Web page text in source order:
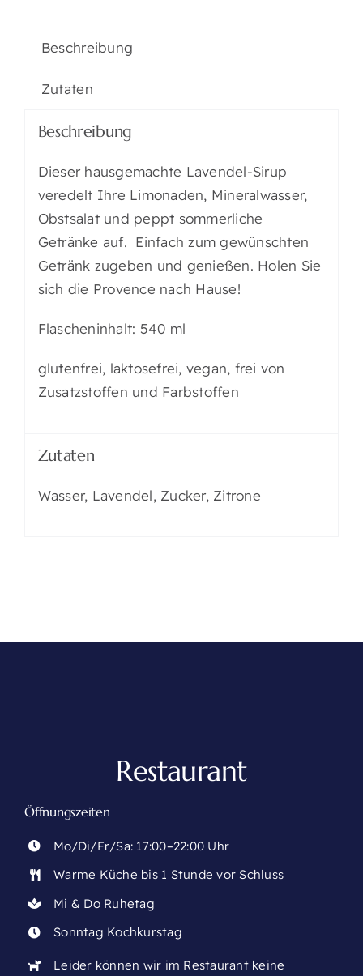
Beschreibung
Zutaten
Beschreibung
Dieser hausgemachte Lavendel-Sirup
veredelt Ihre Limonaden, Mineralwasser,
Obstsalat und peppt sommerliche
Getränke auf. Einfach zum gewünschten
Getränk zugeben und genießen. Holen Sie
sich die Provence nach Hause!
Flascheninhalt: 540 ml
glutenfrei, laktosefrei, vegan, frei von
Zusatzstoffen und Farbstoffen
Zutaten
Wasser, Lavendel, Zucker, Zitrone
Restaurant
Öffnungszeiten
Mo/Di/Fr/Sa: 17:00–22:00 Uhr
Warme Küche bis 1 Stunde vor Schluss
Mi & Do Ruhetag
Sonntag Kochkurstag
Leider können wir im Restaurant keine